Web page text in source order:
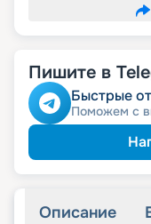
Пишите в
Быстрые
Поможем с
Описание